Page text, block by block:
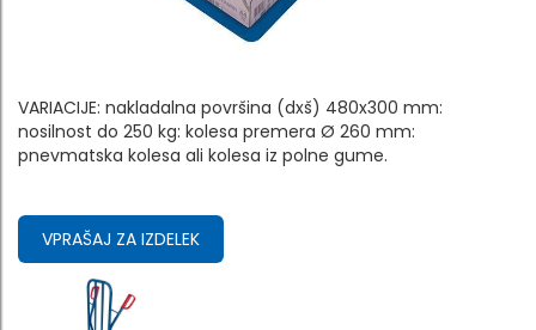
VARIACIJE: nakladalna površina (dxš) 480x300 mm:
nosilnost do 250 kg: kolesa premera Ø 260 mm:
pnevmatska kolesa ali kolesa iz polne gume.
VPRAŠAJ ZA IZDELEK